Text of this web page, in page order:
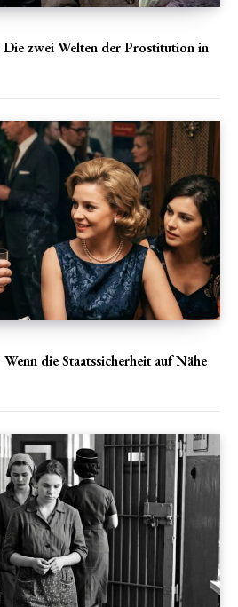
zwei Welten der Prostitution in
die Staatssicherheit auf Nähe